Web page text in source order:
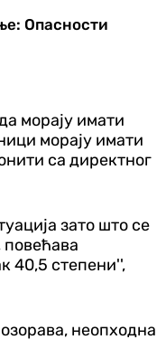
Опасности
морају имати
морају имати
са директног
зато што се
повећава
40,5 степени'',
неопходна